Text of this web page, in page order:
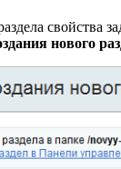
свойства
нового